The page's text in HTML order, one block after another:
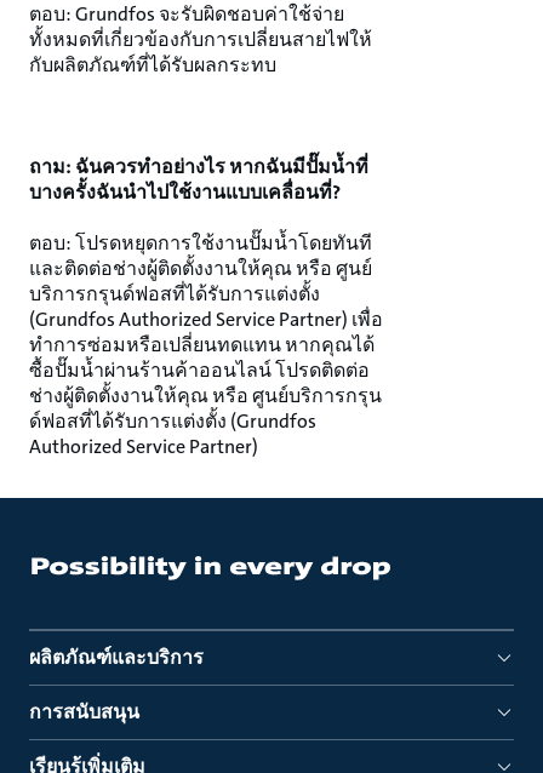
ตอบ: Grundfos จะรับผิดชอบค่าใช้จ่าย
ทั้งหมดที่เกี่ยวข้องกับการเปลี่ยนสายไฟให้
กับผลิตภัณฑ์ที่ได้รับผลกระทบ
ถาม: ฉันควรทำอย่างไร หากฉันมีปั๊มน้ำที่
บางครั้งฉันนำไปใช้งานแบบเคลื่อนที่?
ตอบ: โปรดหยุดการใช้งานปั๊มน้ำโดยทันที
และติดต่อช่างผู้ติดตั้งงานให้คุณ หรือ ศูนย์
บริการกรุนด์ฟอสที่ได้รับการแต่งตั้ง
(Grundfos Authorized Service Partner) เพื่อ
ทำการซ่อมหรือเปลี่ยนทดแทน หากคุณได้
ซื้อปั๊มน้ำผ่านร้านค้าออนไลน์ โปรดติดต่อ
ช่างผู้ติดตั้งงานให้คุณ หรือ ศูนย์บริการกรุน
ด์ฟอสที่ได้รับการแต่งตั้ง (Grundfos
Authorized Service Partner)
ผลิตภัณฑ์และบริการ
การสนับสนุน
เรียนรู้เพิ่มเติม